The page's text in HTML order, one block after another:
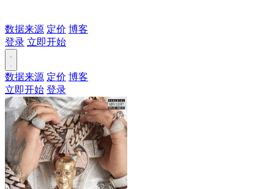
数据来源 定价 博客
登录 立即开始
数据来源 定价 博客
立即开始 登录